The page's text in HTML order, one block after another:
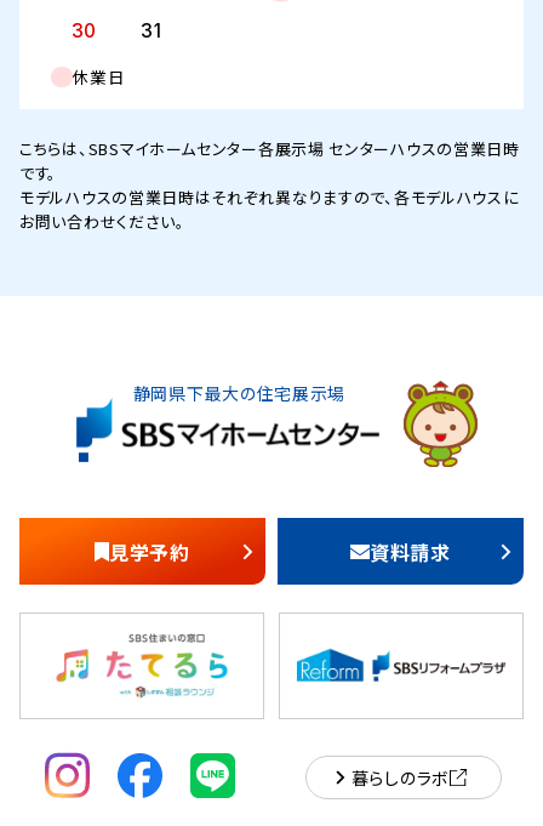
30 31
休業日
こちらは、SBSマイホームセンター各展示場 センターハウスの営業日時
です。
モデルハウスの営業日時はそれぞれ異なりますので、各モデルハウスに
お問い合わせください。
静岡県下最大の住宅展示場
見学予約 資料請求
暮らしのラボ